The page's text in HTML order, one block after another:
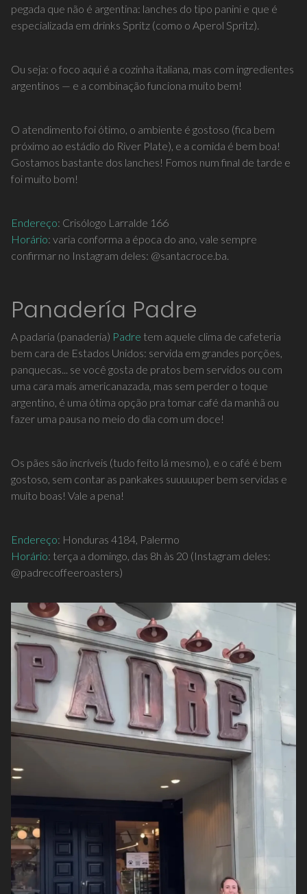
pegada que não é argentina: lanches do tipo panini e que é
especializada em drinks Spritz (como o Aperol Spritz).
Ou seja: o foco aqui é a cozinha italiana, mas com ingredientes
argentinos — e a combinação funciona muito bem!
O atendimento foi ótimo, o ambiente é gostoso (fica bem
próximo ao estádio do River Plate), e a comida é bem boa!
Gostamos bastante dos lanches! Fomos num final de tarde e
foi muito bom!
Endereço: Crisólogo Larralde 166
Horário: varia conforma a época do ano, vale sempre
confirmar no Instagram deles: @santacroce.ba.
Panadería Padre
A padaria (panadería) Padre tem aquele clima de cafeteria
bem cara de Estados Unidos: servida em grandes porções,
panquecas... se você gosta de pratos bem servidos ou com
uma cara mais americanazada, mas sem perder o toque
argentino, é uma ótima opção pra tomar café da manhã ou
fazer uma pausa no meio do dia com um doce!
Os pães são incríveis (tudo feito lá mesmo), e o café é bem
gostoso, sem contar as pankakes suuuuuper bem servidas e
muito boas! Vale a pena!
Endereço: Honduras 4184, Palermo
Horário: terça a domingo, das 8h às 20 (Instagram deles:
@padrecoffeeroasters)